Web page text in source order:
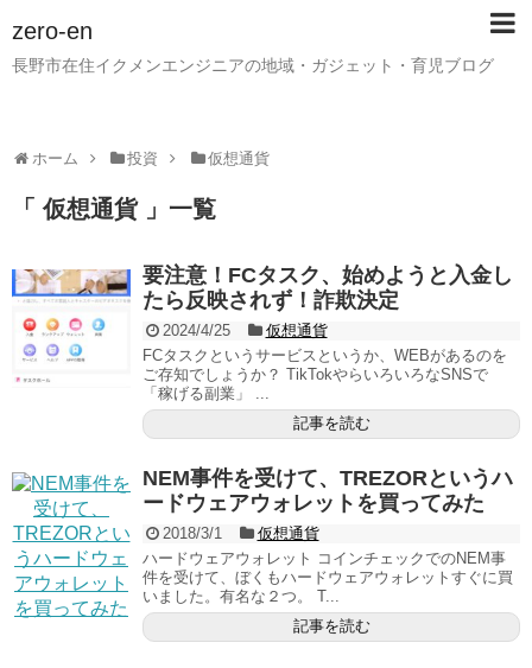
zero-en
長野市在住イクメンエンジニアの地域・ガジェット・育児ブログ
ホーム 投資 仮想通貨
「 仮想通貨 」一覧
要注意！FCタスク、始めようと入金し
たら反映されず！詐欺決定
2024/4/25
仮想通貨
FCタスクというサービスというか、WEBがあるのを
ご存知でしょうか？ TikTokやらいろいろなSNSで
「稼げる副業」 ...
記事を読む
NEM事件を受けて、TREZORというハ
ードウェアウォレットを買ってみた
2018/3/1
仮想通貨
ハードウェアウォレット コインチェックでのNEM事
件を受けて、ぼくもハードウェアウォレットすぐに買
いました。有名な２つ。 T...
記事を読む